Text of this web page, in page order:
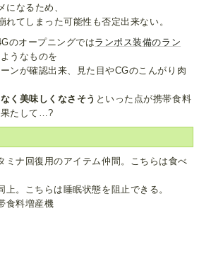
になるため、
れてしまった可能性も否定出来ない。
のオープニングではランポス装備のラン
うなものを
ンが確認出来、見た目やCGのこんがり肉
く美味しくなさそう といった点が携帯食料
果たして…?
ミナ回復用のアイテム仲間。こちらは食べ
上。こちらは睡眠状態を阻止できる。
食料増産機